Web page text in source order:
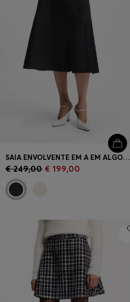
SAIA ENVOLVENTE EM A EM ALGODÃO ELÁSTICO
€ 249,00 € 199,00